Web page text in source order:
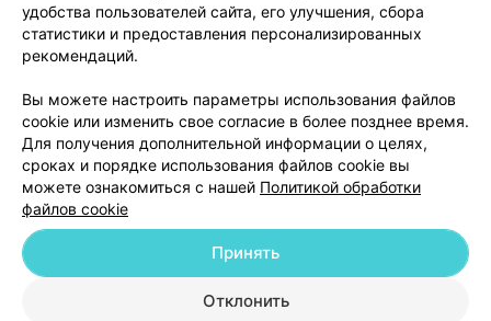
Написать руководителю 103.by
Обработка персональных данных
© 2026 ООО «Артокс Лаб», УНП 191700409
| 220012, Республика Беларусь,
удобства пользователей сайта, его улучшения, сбора
статистики и предоставления персонализированных
рекомендаций.
Вы можете настроить параметры использования файлов
cookie или изменить свое согласие в более позднее время.
Для получения дополнительной информации о целях,
сроках и порядке использования файлов cookie вы
можете ознакомиться с нашей Политикой обработки
файлов cookie
Отклонить
Принять